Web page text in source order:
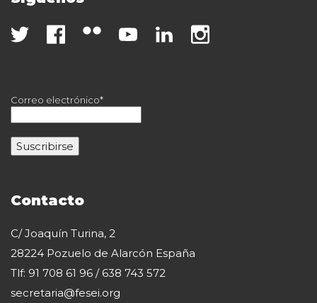
Correo electrónico*
Contacto
C/ Joaquín Turina, 2
28224 Pozuelo de Alarcón España
Tlf: 91 708 61 96 / 638 743 572
secretaria@fesei.org